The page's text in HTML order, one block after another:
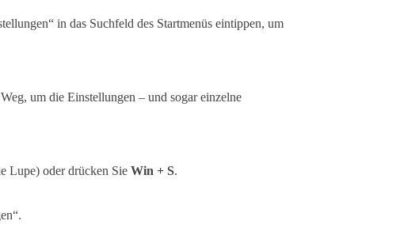
in das Suchfeld des Startmenüs eintippen, um
um die Einstellungen – und sogar einzelne
Lupe) oder drücken Sie Win + S.